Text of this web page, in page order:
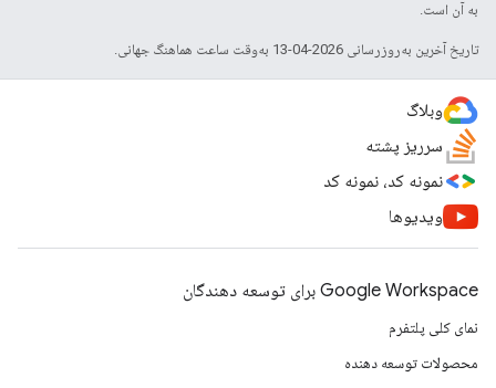
به آن است.
تاریخ آخرین به‌روزرسانی 2026-04-13 به‌وقت ساعت هماهنگ جهانی.
وبلاگ
سرریز پشته
نمونه کد، نمونه کد
ویدیوها
Google Workspace برای توسعه دهندگان
نمای کلی پلتفرم
محصولات توسعه دهنده